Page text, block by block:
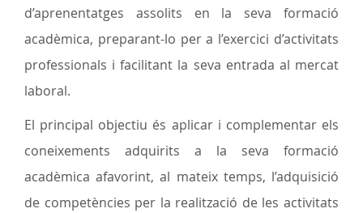
d’aprenentatges assolits en la seva formació
acadèmica, preparant-lo per a l’exercici d’activitats
professionals i facilitant la seva entrada al mercat
laboral.
El principal objectiu és aplicar i complementar els
coneixements adquirits a la seva formació
acadèmica afavorint, al mateix temps, l’adquisició
de competències per la realització de les activitats